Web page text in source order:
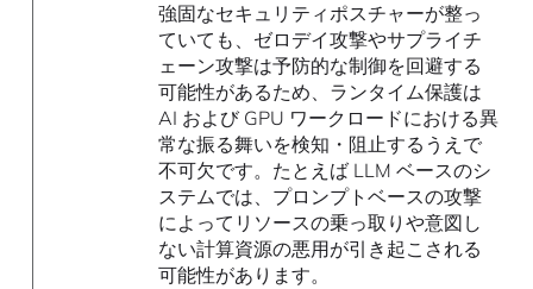
強固なセキュリティポスチャーが整っ
ていても、ゼロデイ攻撃やサプライチ
ェーン攻撃は予防的な制御を回避する
可能性があるため、ランタイム保護は
AI および GPU ワークロードにおける異
常な振る舞いを検知・阻止するうえで
不可欠です。たとえば LLM ベースのシ
ステムでは、プロンプトベースの攻撃
によってリソースの乗っ取りや意図し
ない計算資源の悪用が引き起こされる
可能性があります。